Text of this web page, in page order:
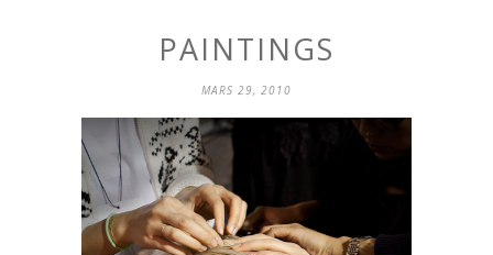
PAINTINGS
MARS 29, 2010